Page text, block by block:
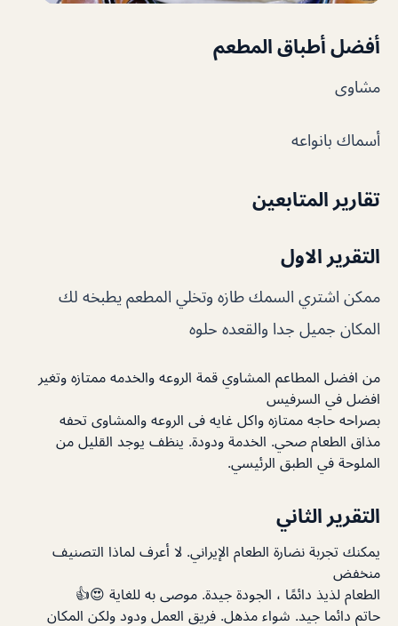
أفضل أطباق المطعم
مشاوى
أسماك بانواعه
تقارير المتابعين
التقرير الاول
ممكن اشتري السمك طازه وتخلي المطعم يطبخه لك
المكان جميل جدا والقعده حلوه
من افضل المطاعم المشاوي قمة الروعه والخدمه ممتازه وتغير
افضل في السرفيس
بصراحه حاجه ممتازه واكل غايه فى الروعه والمشاوى تحفه
مذاق الطعام صحي. الخدمة ودودة. ينظف يوجد القليل من
الملوحة في الطبق الرئيسي.
التقرير الثاني
يمكنك تجربة نضارة الطعام الإيراني. لا أعرف لماذا التصنيف
منخفض
الطعام لذيذ دائمًا ، الجودة جيدة. موصى به للغاية 😍👍
حاتم دائما جيد. شواء مذهل. فريق العمل ودود ولكن المكان